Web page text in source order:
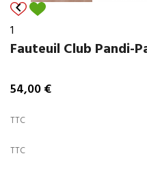

1
Fauteuil Club Pandi-
54,00 €
TTC
TTC